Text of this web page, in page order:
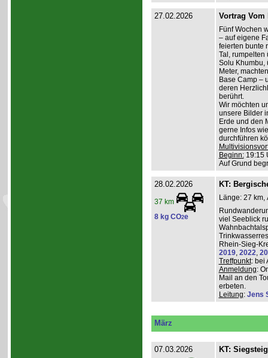
27.02.2026 Vortrag Vom
Fünf Wochen
– auf eigene
feierten bunte
Tal, rumpelten
Solu Khumbu,
Meter,
Base Camp –
deren
berührt.
Wir möchten
unsere Bilder
Erde und den
gerne Infos
durchführen
Beginn:19:15
Auf Grund
28.02.2026
37 km
8 kg CO2e
KT:
Länge: 27 km,
viel Seeblick
Rhein-Sieg-
2019, 2022,
Treffpunkt: bei
Anmeldung:
Mail an den
erbeten.
Leitung: Jens
März
07.03.2026 KT: Siegsteig